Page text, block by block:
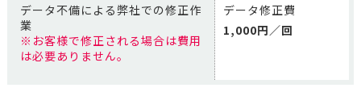
データ不備による弊社での修正作
業
※お客様で修正される場合は費用
は必要ありません。
データ修正費
1,000円／回